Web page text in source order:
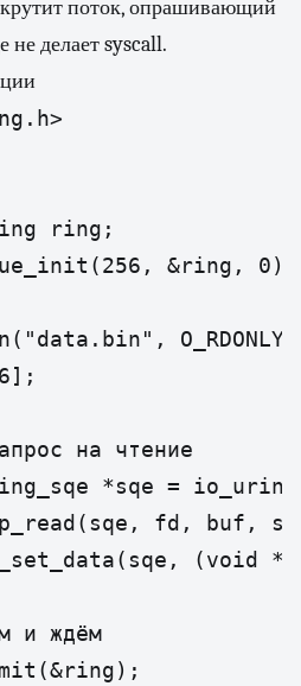
поток, опрашивающий
не делает syscall.
ring;
&ring, 0);
на чтение
*sqe =
fd, buf,
(void
и ждём